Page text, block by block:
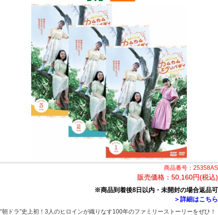
商品番号：25358AS
販売価格： 50,160円(税込)
※商品到着後8日以内・未開封の場合返品可
＞詳細はこちら
“朝ドラ”史上初！3人のヒロインが織りなす100年のファミリーストーリーをぜひ！